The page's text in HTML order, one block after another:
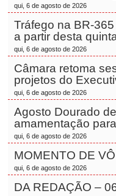
qui, 6 de agosto de 2026
Tráfego na BR-
a partir desta
qui, 6 de agosto de 2026
Câmara retoma
projetos do
qui, 6 de agosto de 2026
Agosto Dourado
amamentação
qui, 6 de agosto de 2026
MOMENTO DE
qui, 6 de agosto de 2026
DA REDAÇÃO –